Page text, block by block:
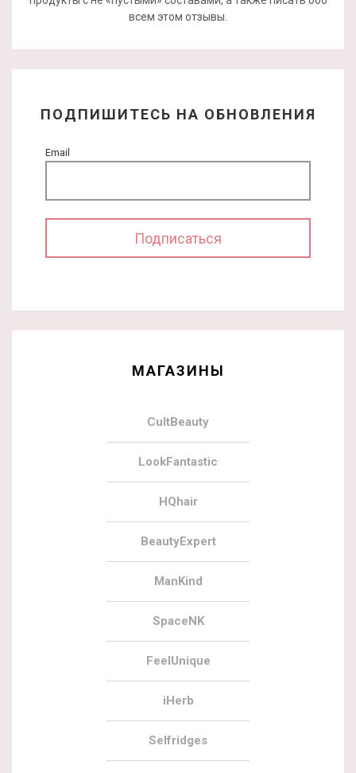
всем этом отзывы.
ПОДПИШИТЕСЬ НА ОБНОВЛЕНИЯ
Email
МАГАЗИНЫ
CultBeauty
LookFantastic
HQhair
BeautyExpert
ManKind
SpaceNK
FeelUnique
iHerb
Selfridges